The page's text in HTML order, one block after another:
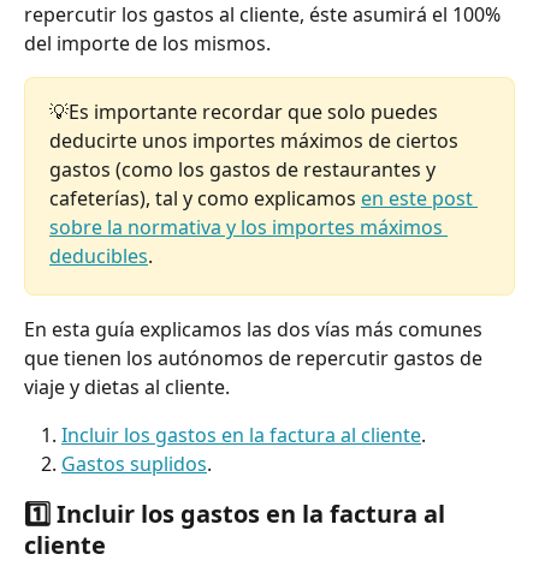
repercutir los gastos al cliente, éste asumirá el 100%
del importe de los mismos.
💡Es importante recordar que solo puedes
deducirte unos importes máximos de ciertos
gastos (como los gastos de restaurantes y
cafeterías), tal y como explicamos en este post
sobre la normativa y los importes máximos
deducibles.
En esta guía explicamos las dos vías más comunes
que tienen los autónomos de repercutir gastos de
viaje y dietas al cliente.
Incluir los gastos en la factura al cliente.
Gastos suplidos.
1️⃣ Incluir los gastos en la factura al
cliente